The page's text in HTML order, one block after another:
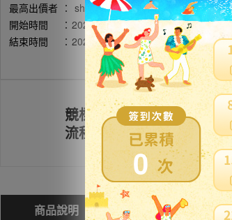
0
最高出價者 ： shi******** / 評價:38
開始時間
： 2026年05月19日 21時26分(台灣時
結束時間
： 2026年05月22日 20時51分(台灣時
競標
流程
商品說明 問與答(0)